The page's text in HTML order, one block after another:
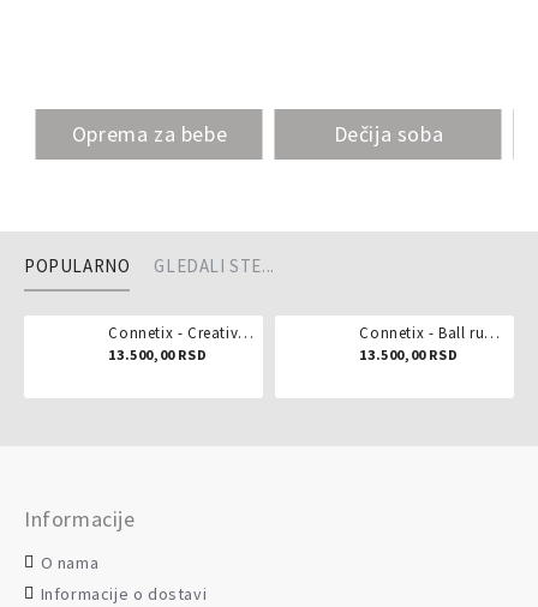
Oprema za bebe Dečija soba
POPULARNO GLEDALI STE...
Connetix - Creative pack 102 dela
13.500,00 RSD
Connetix - Ball run pastel 106 delova
13.500,00 RSD
Informacije
O nama
Informacije o dostavi